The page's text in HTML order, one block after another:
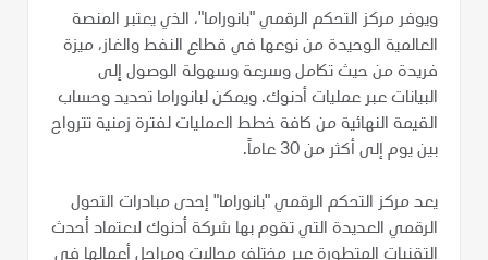
ويوفر مركز التحكم الرقمي "بانوراما"، الذي يعتبر المنصة
العالمية الوحيدة من نوعها في قطاع النفط والغاز، ميزة
فريدة من حيث تكامل وسرعة وسهولة الوصول إلى
البيانات عبر عمليات أدنوك. ويمكن لبانوراما تحديد وحساب
القيمة النهائية من كافة خطط العمليات لفترة زمنية تترواح
بين يوم إلى أكثر من 30 عاماً.
يعد مركز التحكم الرقمي "بانوراما" إحدى مبادرات التحول
الرقمي العديدة التي تقوم بها شركة أدنوك لاعتماد أحدث
التقنيات المتطورة عبر مختلف مجالات ومراحل أعمالها في